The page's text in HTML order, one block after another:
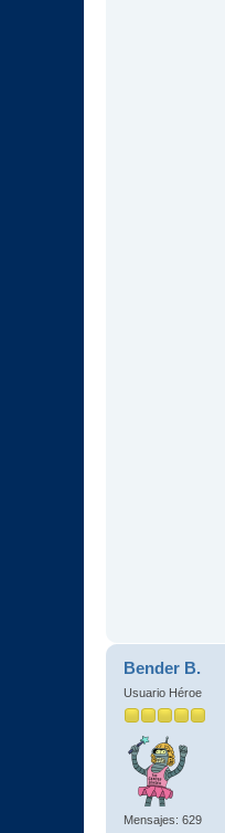
Bender B.
Usuario Héroe
Mensajes: 629